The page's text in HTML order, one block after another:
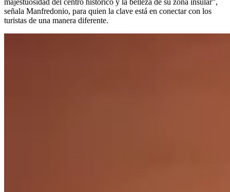
señala Manfredonio, para quien la clave está en conectar con los
turistas de una manera diferente.